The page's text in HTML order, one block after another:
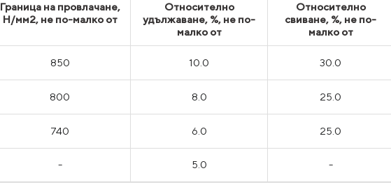
Граница на провлачане,
Н/мм2, не по-малко от
Относително
удължаване, %, не по-
малко от
Относително
свиване, %, не по-
малко от
850 10.0 30.0
800 8.0 25.0
740 6.0 25.0
- 5.0 -